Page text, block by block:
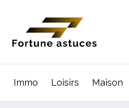
Immo Loisirs Maison